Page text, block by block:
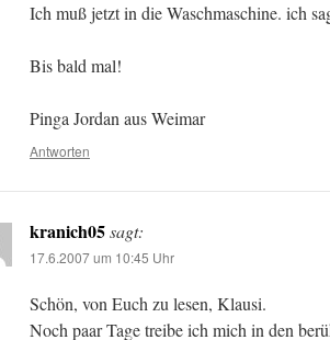
Ich muß jetzt in die Waschmaschine. ich
Bis bald mal!
Pinga Jordan aus Weimar
Antworten
kranich05sagt:
17.6.2007 um 10:45 Uhr
Schön, von Euch zu lesen, Klausi.
Noch paar Tage treibe ich mich in den